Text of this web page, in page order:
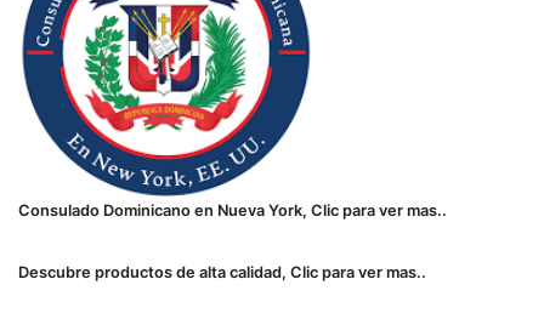
Consulado Dominicano en Nueva York, Clic para ver mas..
Descubre productos de alta calidad, Clic para ver mas..